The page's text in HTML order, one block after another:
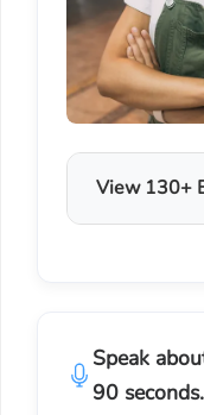
View 130+
Speak
90 seconds.